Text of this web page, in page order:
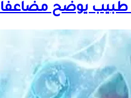
طبيب يوضح